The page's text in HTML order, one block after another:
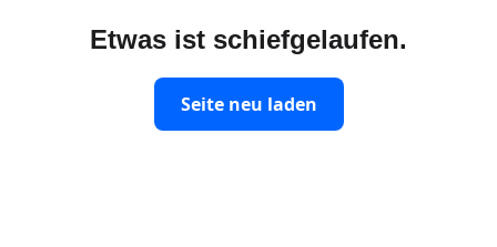
Etwas ist schiefgelaufen.
Seite neu laden